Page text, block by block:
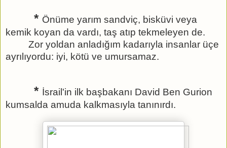
* Önüme yarım sandviç, bisküvi veya
kemik koyan da vardı, taş atıp tekmeleyen de.
Zor yoldan anladığım kadarıyla insanlar üçe
ayrılıyordu: iyi, kötü ve umursamaz.
* İsrail'in ilk başbakanı David Ben Gurion
kumsalda amuda kalkmasıyla tanınırdı.